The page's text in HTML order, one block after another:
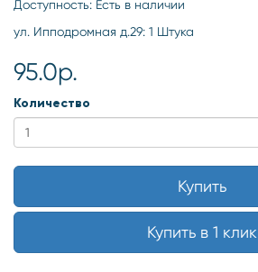
Доступность: Есть в наличии
ул. Ипподромная д.29: 1 Штука
95.0р.
Количество
Купить
Купить в 1 клик